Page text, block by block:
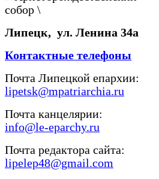
Липецк, ул. Ленина 34а
Контактные телефоны
Почта Липецкой епархии:
lipetsk@mpatriarchia.ru
Почта канцелярии:
info@le-eparchy.ru
Почта редактора сайта:
lipelep48@gmail.com